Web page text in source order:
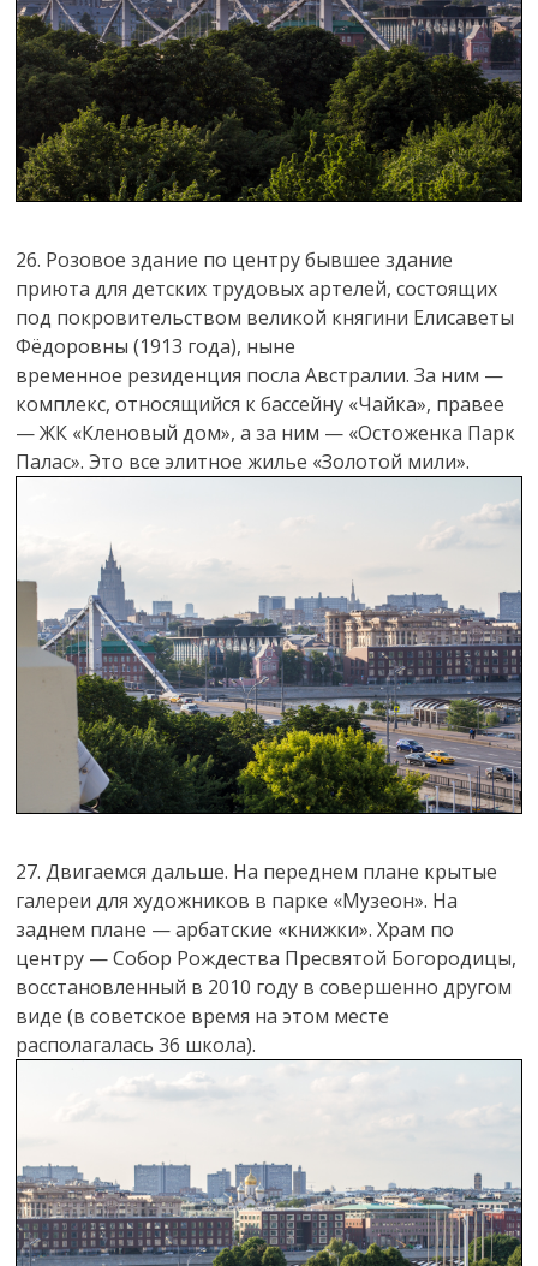
26. Розовое здание по центру бывшее здание
приюта для детских трудовых артелей, состоящих
под покровительством великой княгини Елисаветы
Фёдоровны (1913 года), ныне
временное резиденция посла Австралии. За ним —
комплекс, относящийся к бассейну «Чайка», правее
— ЖК «Кленовый дом», а за ним — «Остоженка Парк
Палас». Это все элитное жилье «Золотой мили».
27. Двигаемся дальше. На переднем плане крытые
галереи для художников в парке «Музеон». На
заднем плане — арбатские «книжки». Храм по
центру — Собор Рождества Пресвятой Богородицы,
восстановленный в 2010 году в совершенно другом
виде (в советское время на этом месте
располагалась 36 школа).